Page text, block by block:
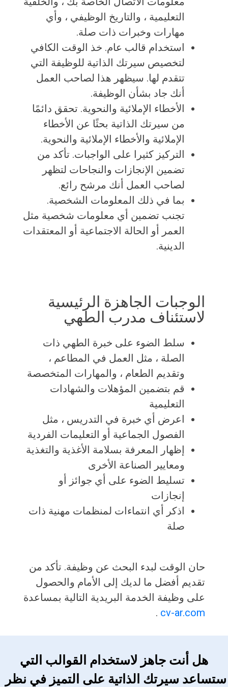
التعليمية ، والتاريخ الوظيفي ، وأي
مهارات وخبرات ذات صلة.
استخدام قالب عام. خذ الوقت الكافي
لتخصيص سيرتك الذاتية للوظيفة التي
تتقدم لها. سيظهر هذا لصاحب العمل
أنك جاد بشأن الوظيفة.
الأخطاء الإملائية والنحوية. تحقق دائمًا
من سيرتك الذاتية بحثًا عن الأخطاء
الإملائية والأخطاء الإملائية والنحوية.
التركيز كثيرا على الواجبات. تأكد من
تضمين الإنجازات والنجاحات لتظهر
لصاحب العمل أنك مرشح رائع.
بما في ذلك المعلومات الشخصية.
تجنب تضمين أي معلومات شخصية مثل
العمر أو الحالة الاجتماعية أو المعتقدات
الدينية.
الوجبات الجاهزة الرئيسية
لاستئناف مدرب الطهي
سلط الضوء على خبرة الطهي ذات
الصلة ، مثل العمل في المطاعم ،
وتقديم الطعام ، والمهارات المتخصصة
قم بتضمين المؤهلات والشهادات
التعليمية
اعرض أي خبرة في التدريس ، مثل
الفصول الجماعية أو التعليمات الفردية
إظهار المعرفة بسلامة الأغذية والتغذية
ومعايير الصناعة الأخرى
تسليط الضوء على أي جوائز أو
إنجازات
اذكر أي انتماءات لمنظمات مهنية ذات
صلة
حان الوقت لبدء البحث عن وظيفة. تأكد من
تقديم أفضل ما لديك إلى الأمام والحصول
على وظيفة الخدمة البريدية التالية بمساعدة
cv-ar.com
.
هل أنت جاهز لاستخدام القوالب التي
ستساعد سيرتك الذاتية على التميز في نظر